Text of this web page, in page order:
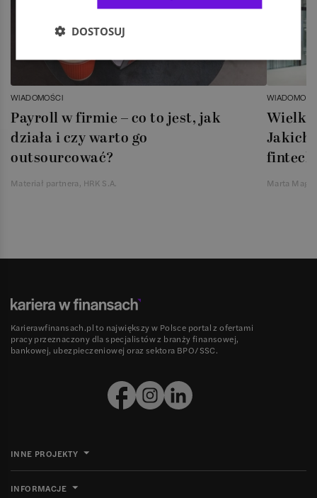
WIADOMOŚCI
Payroll w firmie – co to jest, jak
działa i czy warto go
outsourcować?
Materiał partnera, HRK S.A.
Jakich
Marta
Karierawfinansach.pl to największy w Polsce portal z ofertami
pracy przeznaczony dla specjalistów z branży finansowej,
bankowej, ubezpieczeniowej oraz sektora BPO/SSC.
INNE PROJEKTY
INFORMACJE
DOSTOSUJ